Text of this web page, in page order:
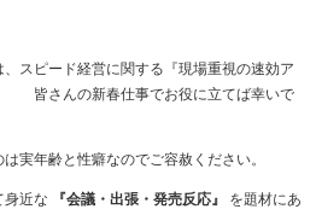
スピード経営に関する『現場重視の速効ア
皆さんの新春仕事でお役に立てば幸いで
実年齢と性癖なのでご容赦ください。
身近な 『会議・出張・発売反応』 を題材にあ